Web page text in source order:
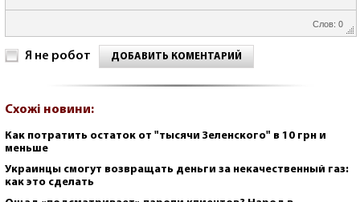
Слов: 0
Я не робот ДОБАВИТЬ КОМЕНТАРИЙ
Схожі новини:
Как потратить остаток от "тысячи Зеленского" в 10 грн и
меньше
Украинцы смогут возвращать деньги за некачественный газ:
как это сделать